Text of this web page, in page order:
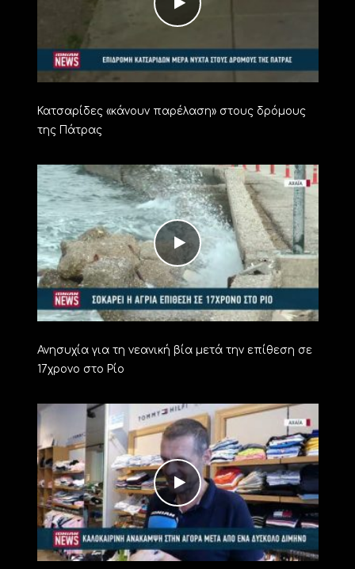
Κατσαρίδες «κάνουν παρέλαση» στους δρόμους
της Πάτρας
Ανησυχία για τη νεανική βία μετά την επίθεση σε
17χρονο στο Ρίο